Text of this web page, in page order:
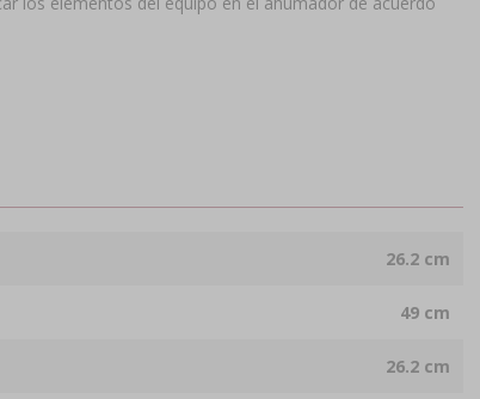
26.2 cm
49 cm
26.2 cm